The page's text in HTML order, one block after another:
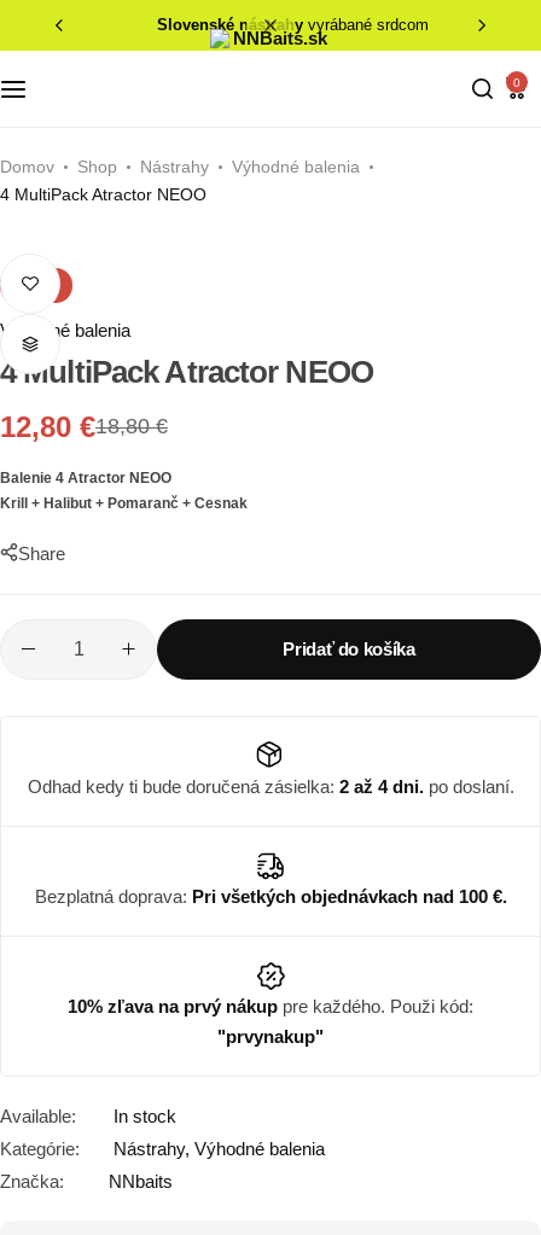
slovenské nástrahyvyrábané srdcom
0
Domov Shop Nástrahy
Výhodné balenia
4 MultiPack Atractor NEOO
-32%
Výhodné balenia
4 MultiPack Atractor NEOO
18,80€
12,80 €
Balenie 4 Atractor NEOO
Krill + Halibut + Pomaranč + Cesnak
Share
Pridať do košíka
Odhad kedy ti bude doručená zásielka: 2 až 4 dni.po doslaní.
Bezplatná doprava: Pri všetkých objednávkach nad 100 €.
10% zľava na prvý nákup pre každého. Použi kód:
"prvynakup"
Available:
In stock
Kategórie:
Nástrahy, Výhodné balenia
Značka:
NNbaits
Tím NNBaits
Vieš čo to je HNV boilies?
Produkty
Výhodne balenia
Koncová montáž
Merch
Verzia 1